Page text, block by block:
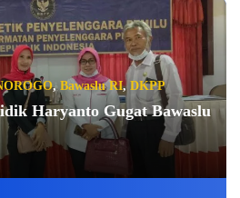
,Bawaslu RI, DKPP
Haryanto Gugat Bawaslu